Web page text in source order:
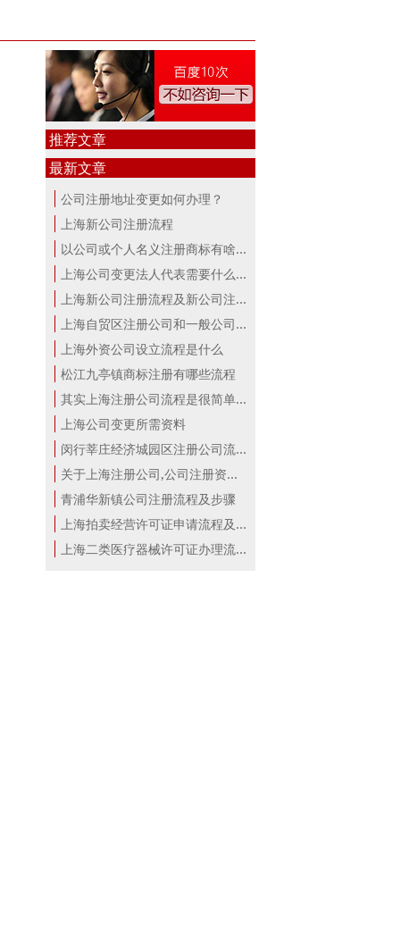
推荐文章
最新文章
公司注册地址变更如何办理？
上海新公司注册流程
以公司或个人名义注册商标有啥区别？...
上海公司变更法人代表需要什么手续
上海新公司注册流程及新公司注册费用
上海自贸区注册公司和一般公司注册有...
上海外资公司设立流程是什么
松江九亭镇商标注册有哪些流程
其实上海注册公司流程是很简单的！
上海公司变更所需资料
闵行莘庄经济城园区注册公司流程
关于上海注册公司,公司注册资本详解！
青浦华新镇公司注册流程及步骤
上海拍卖经营许可证申请流程及材料
上海二类医疗器械许可证办理流程